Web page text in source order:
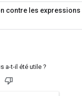
contre les
a-t-il été utile ?